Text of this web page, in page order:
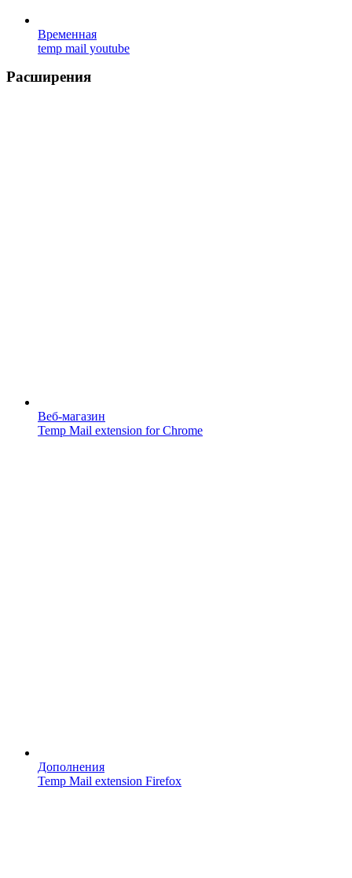
Временная
temp mail youtube
Расширения
Веб-магазин
Temp Mail extension for Chrome
Дополнения
Temp Mail extension Firefox